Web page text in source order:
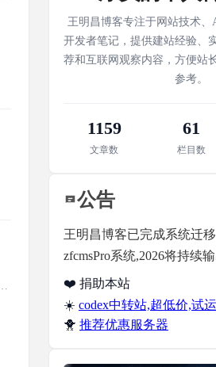
王明昌博客专注于网站技术
开发者笔记，提供建站经验、
荐和互联网观察内容，方便站
参考。
1159
文章数
61
栏目数
公告
王明昌博客已完成系统迁
zfcmsPro系统,2026将持续
❤️ 捐助本站
☀️ codex中转站,超低价,试
🐥 推荐优惠服务器